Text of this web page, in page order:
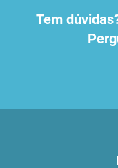
Tem